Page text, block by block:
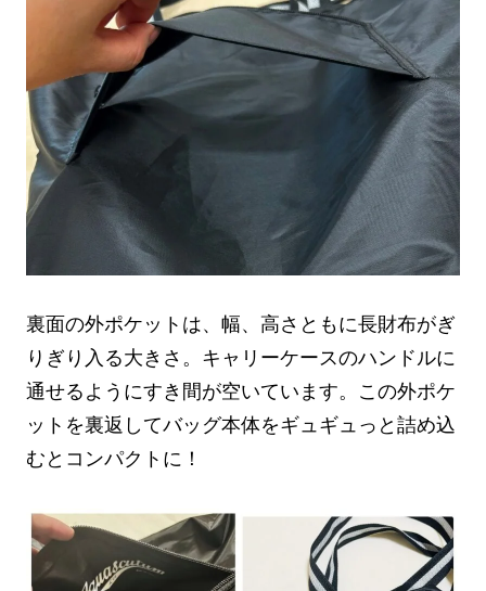
裏面の外ポケットは、幅、高さともに長財布がぎ
りぎり入る大きさ。キャリーケースのハンドルに
通せるようにすき間が空いています。この外ポケ
ットを裏返してバッグ本体をギュギュっと詰め込
むとコンパクトに！